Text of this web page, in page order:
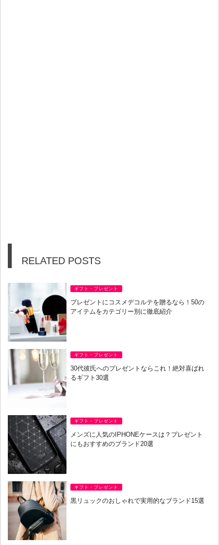
RELATED POSTS
ギフト・プレゼント
プレゼントにコスメデコルテを贈るなら！50の
アイテムをカテゴリー別に徹底紹介
ギフト・プレゼント
30代彼氏へのプレゼントならこれ！絶対喜ばれ
るギフト30選
ギフト・プレゼント
メンズに人気のIPHONEケースは？プレゼント
にもおすすめのブランド20選
ギフト・プレゼント
黒リュックのおしゃれで実用的なブランド15選